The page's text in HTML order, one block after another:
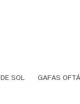
SOL GAFAS